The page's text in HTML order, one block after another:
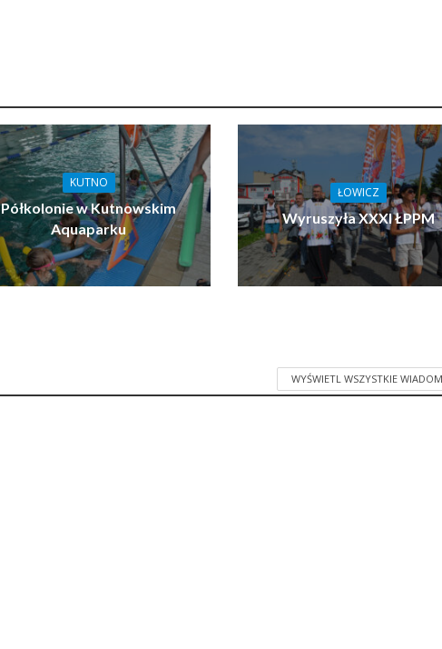
KUTNO
Półkolonie w Kutnowskim
Aquaparku
ŁOWICZ
Wyruszyła XXXI ŁPPM
WYŚWIETL WSZYSTKIE